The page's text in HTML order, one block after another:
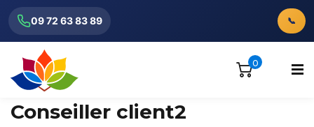
09 72 63 83 89 📞
0
Conseiller client2